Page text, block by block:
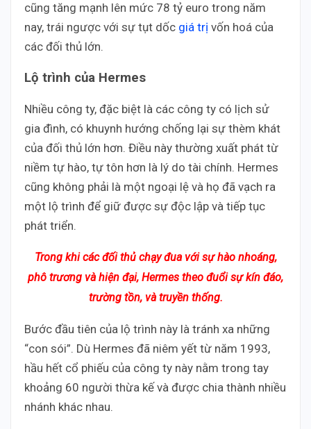
cũng tăng mạnh lên mức 78 tỷ euro trong năm
nay, trái ngược với sự tụt dốc giá trị vốn hoá của
các đối thủ lớn.
Lộ trình của Hermes
Nhiều công ty, đặc biệt là các công ty có lịch sử
gia đình, có khuynh hướng chống lại sự thèm khát
của đối thủ lớn hơn. Điều này thường xuất phát từ
niềm tự hào, tự tôn hơn là lý do tài chính. Hermes
cũng không phải là một ngoại lệ và họ đã vạch ra
một lộ trình để giữ được sự độc lập và tiếp tục
phát triển.
Trong khi các đối thủ chạy đua với sự hào nhoáng,
phô trương và hiện đại, Hermes theo đuổi sự kín đáo,
trường tồn, và truyền thống.
Bước đầu tiên của lộ trình này là tránh xa những
“con sói”. Dù Hermes đã niêm yết từ năm 1993,
hầu hết cổ phiếu của công ty này nằm trong tay
khoảng 60 người thừa kế và được chia thành nhiều
nhánh khác nhau.